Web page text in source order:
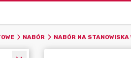
NABÓR NABÓR NA STANOWISKA